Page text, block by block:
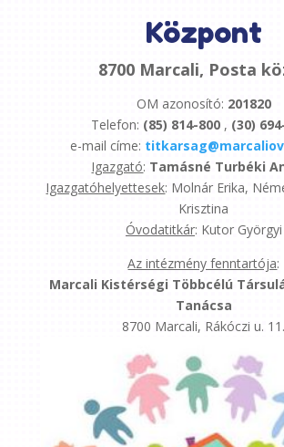
Központ
8700 Marcali, Posta
OM azonosító: 201820
Telefon: (85) 814-800 , (30)
e-mail címe:
Igazgató: Tamásné Turbéki
Igazgatóhelyettesek: Molnár Erika,
Krisztina
Óvodatitkár: Kutor Györgyi
Az intézmény fenntartója:
Marcali Kistérségi Többcélú
Tanácsa
8700 Marcali, Rákóczi u. 11.